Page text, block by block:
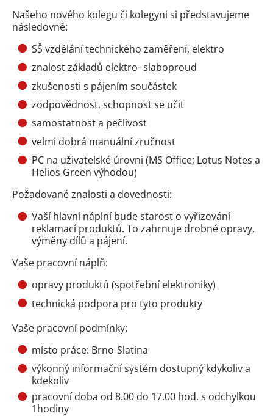
Našeho nového kolegu či kolegyni si představujeme
následovně:
SŠ vzdělání technického zaměření, elektro
znalost základů elektro- slaboproud
zkušenosti s pájením součástek
zodpovědnost, schopnost se učit
samostatnost a pečlivost
velmi dobrá manuální zručnost
PC na uživatelské úrovni (MS Office; Lotus Notes a
Helios Green výhodou)
Požadované znalosti a dovednosti:
Vaší hlavní náplní bude starost o vyřizování
reklamací produktů. To zahrnuje drobné opravy,
výměny dílů a pájení.
Vaše pracovní náplň:
opravy produktů (spotřební elektroniky)
technická podpora pro tyto produkty
Vaše pracovní podmínky:
místo práce: Brno-Slatina
výkonný informační systém dostupný kdykoliv a
kdekoliv
pracovní doba od 8.00 do 17.00 hod. s odchylkou
1hodiny